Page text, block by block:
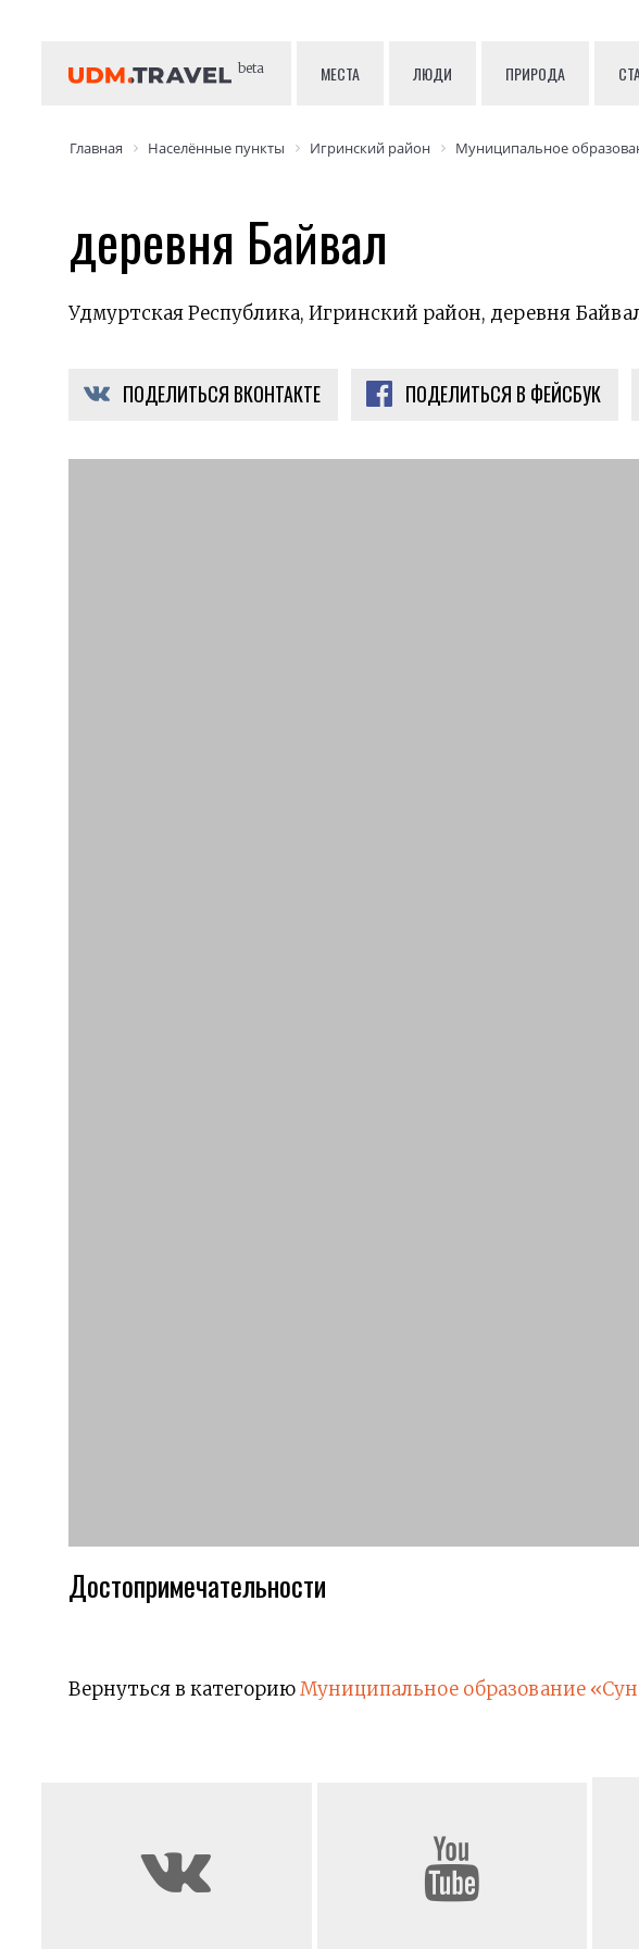
beta МЕСТА ЛЮДИ ПРИРОДА
Главная Населённые пункты Игринский район Муниципальное
деревня Байвал
Удмуртская Республика, Игринский район, деревня
ПОДЕЛИТЬСЯ ВКОНТАКТЕ ПОДЕЛИТЬСЯ В ФЕЙСБУК
Достопримечательности
Вернуться в категориюМуниципальное образование